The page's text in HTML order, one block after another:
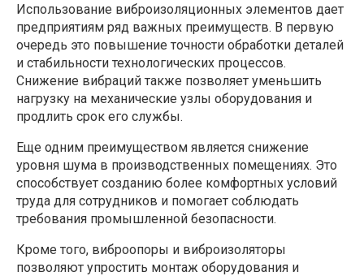
Использование виброизоляционных элементов дает
предприятиям ряд важных преимуществ. В первую
очередь это повышение точности обработки деталей
и стабильности технологических процессов.
Снижение вибраций также позволяет уменьшить
нагрузку на механические узлы оборудования и
продлить срок его службы.
Еще одним преимуществом является снижение
уровня шума в производственных помещениях. Это
способствует созданию более комфортных условий
труда для сотрудников и помогает соблюдать
требования промышленной безопасности.
Кроме того, виброопоры и виброизоляторы
позволяют упростить монтаж оборудования и